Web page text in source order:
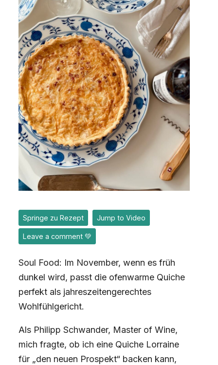
Springe zu Rezept Jump to Video
Leave a comment 💚
Soul Food: Im November, wenn es früh
dunkel wird, passt die ofenwarme Quiche
perfekt als jahreszeitengerechtes
Wohlfühlgericht.
Als Philipp Schwander, Master of Wine,
mich fragte, ob ich eine Quiche Lorraine
für „den neuen Prospekt“ backen kann,